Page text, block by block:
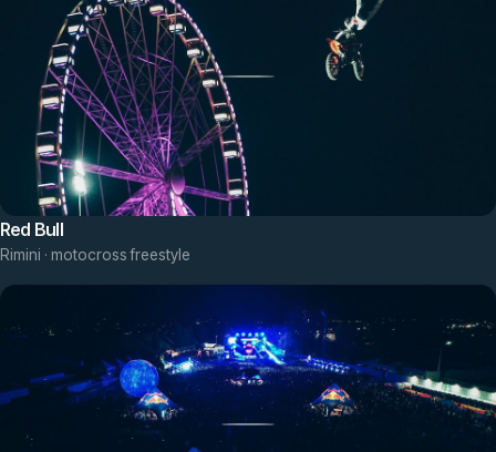
Red Bull
Rimini · motocross freestyle